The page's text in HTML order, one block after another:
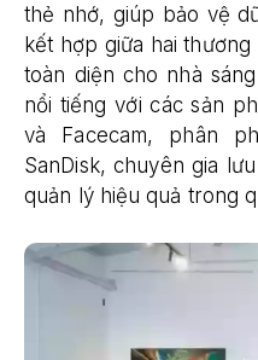
thẻ nhớ, giúp bảo vệ
kết hợp giữa hai
toàn diện cho nhà
nổi tiếng với các sản
và Facecam, phân
SanDisk, chuyên gia
quản lý hiệu quả trong